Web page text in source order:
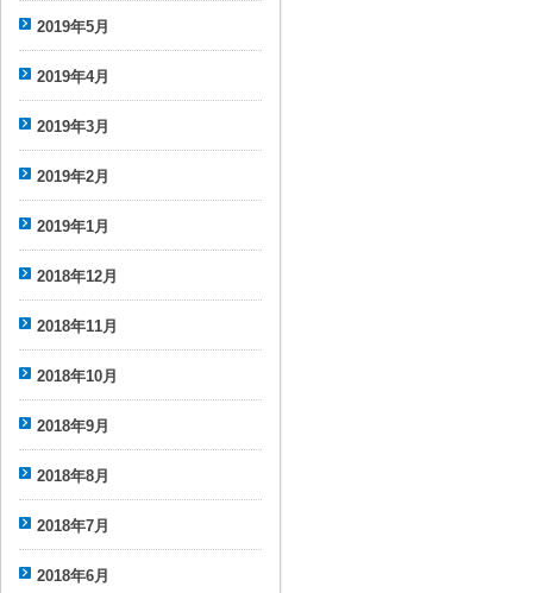
2019年5月
2019年4月
2019年3月
2019年2月
2019年1月
2018年12月
2018年11月
2018年10月
2018年9月
2018年8月
2018年7月
2018年6月